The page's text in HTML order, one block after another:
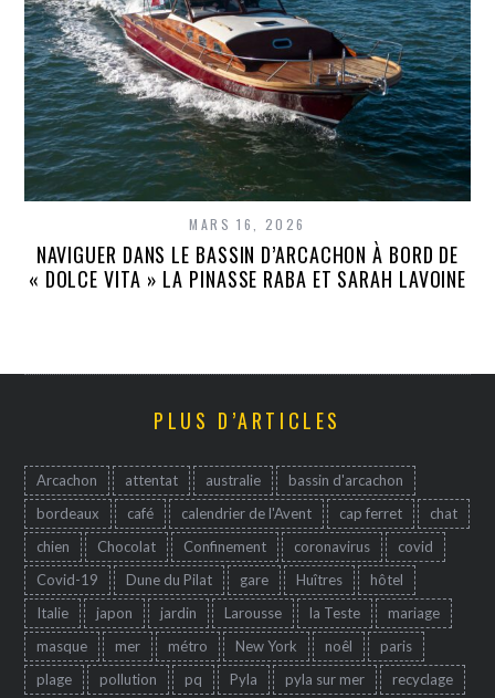
MARS 16, 2026
NAVIGUER DANS LE BASSIN D’ARCACHON À BORD DE
« DOLCE VITA » LA PINASSE RABA ET SARAH LAVOINE
PLUS D’ARTICLES
Arcachon attentat australie
bassin d'arcachon
bordeaux
café calendrier de l'Avent cap ferret
chat
chien
Chocolat Confinement coronavirus
covid
Covid-19
Dune du Pilat gare Huîtres
hôtel
Italie
japon jardin Larousse la Teste
mariage
masque
mer métro New York noêl
paris
plage
pollution pq Pyla pyla sur mer
recyclage